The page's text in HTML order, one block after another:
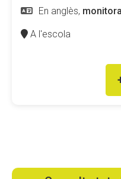
En anglès,
A l'escola